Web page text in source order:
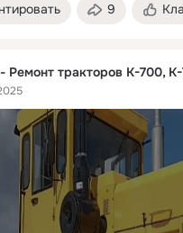
9
Ремонт тракторов К-700,